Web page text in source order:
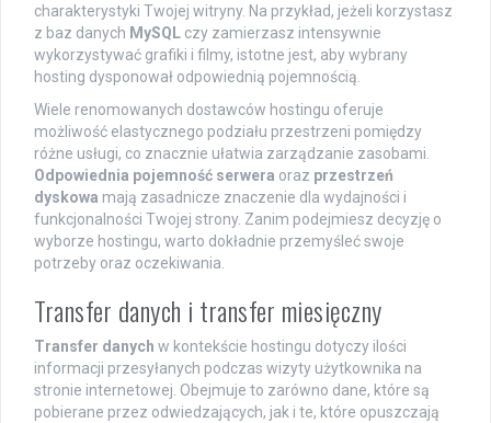
charakterystyki Twojej witryny. Na przykład, jeżeli korzystasz
z baz danych MySQL czy zamierzasz intensywnie
wykorzystywać grafiki i filmy, istotne jest, aby wybrany
hosting dysponował odpowiednią pojemnością.
Wiele renomowanych dostawców hostingu oferuje
możliwość elastycznego podziału przestrzeni pomiędzy
różne usługi, co znacznie ułatwia zarządzanie zasobami.
Odpowiednia pojemność serwera oraz przestrzeń
dyskowa mają zasadnicze znaczenie dla wydajności i
funkcjonalności Twojej strony. Zanim podejmiesz decyzję o
wyborze hostingu, warto dokładnie przemyśleć swoje
potrzeby oraz oczekiwania.
Transfer danych i transfer miesięczny
Transfer danych w kontekście hostingu dotyczy ilości
informacji przesyłanych podczas wizyty użytkownika na
stronie internetowej. Obejmuje to zarówno dane, które są
pobierane przez odwiedzających, jak i te, które opuszczają